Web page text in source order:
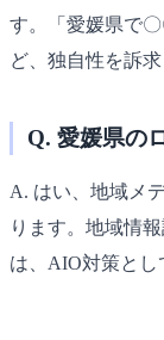
す。「愛媛県で
ど、独自性を訴求
Q. 愛媛県の
A. はい、地域メ
ります。地域情
は、AIO対策とし